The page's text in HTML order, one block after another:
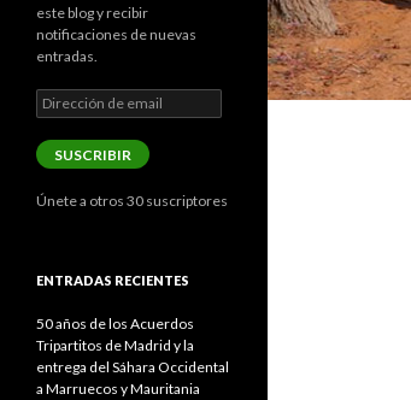
este blog y recibir
notificaciones de nuevas
entradas.
Dirección
de
email
SUSCRIBIR
Únete a otros 30 suscriptores
ENTRADAS RECIENTES
50 años de los Acuerdos
Tripartitos de Madrid y la
entrega del Sáhara Occidental
a Marruecos y Mauritania